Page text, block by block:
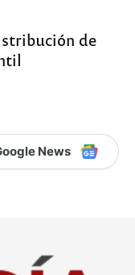
de
News